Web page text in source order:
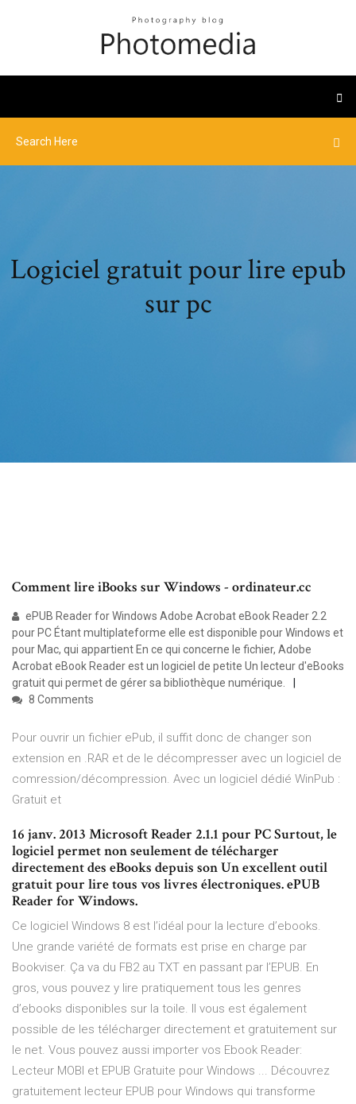
Logiciel gratuit pour lire epub
sur pc
Comment lire iBooks sur Windows - ordinateur.cc
ePUB Reader for Windows Adobe Acrobat eBook Reader 2.2
pour PC Étant multiplateforme elle est disponible pour Windows et
pour Mac, qui appartient En ce qui concerne le fichier, Adobe
Acrobat eBook Reader est un logiciel de petite Un lecteur d'eBooks
gratuit qui permet de gérer sa bibliothèque numérique.
8 Comments
Pour ouvrir un fichier ePub, il suffit donc de changer son
extension en .RAR et de le décompresser avec un logiciel de
comression/décompression. Avec un logiciel dédié WinPub :
Gratuit et
16 janv. 2013 Microsoft Reader 2.1.1 pour PC Surtout, le
logiciel permet non seulement de télécharger
directement des eBooks depuis son Un excellent outil
gratuit pour lire tous vos livres électroniques. ePUB
Reader for Windows.
Ce logiciel Windows 8 est l’idéal pour la lecture d’ebooks.
Une grande variété de formats est prise en charge par
Bookviser. Ça va du FB2 au TXT en passant par l’EPUB. En
gros, vous pouvez y lire pratiquement tous les genres
d’ebooks disponibles sur la toile. Il vous est également
possible de les télécharger directement et gratuitement sur
le net. Vous pouvez aussi importer vos Ebook Reader:
Lecteur MOBI et EPUB Gratuite pour Windows ... Découvrez
gratuitement lecteur EPUB pour Windows qui transforme